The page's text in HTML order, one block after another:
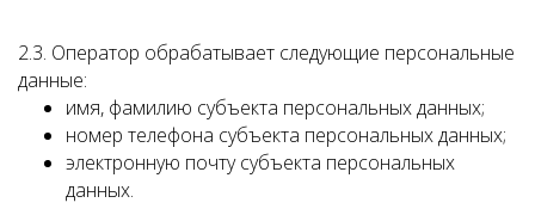
2.3. Оператор обрабатывает следующие персональные
данные:
имя, фамилию субъекта персональных данных;
номер телефона субъекта персональных данных;
электронную почту субъекта персональных
данных.